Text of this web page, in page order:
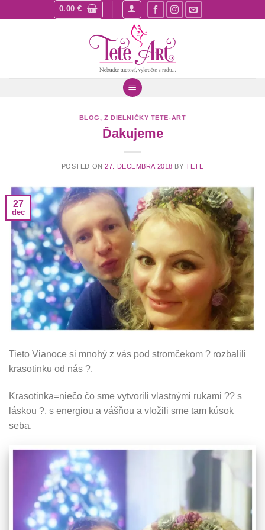
to
0.00 €
BLOG,Z DIELNIČKY TETE-ART
Ďakujeme
POSTED ON27. DECEMBRA 2018 BYTETE
27
dec
Tieto Vianoce si mnohý z vás pod stromčekom ? rozbalili
krasotinku od nás ?.
Krasotinka=niečo čo sme vytvorili vlastnými rukami ?? s
láskou ?, s energiou a vášňou a vložili sme tam kúsok
seba.